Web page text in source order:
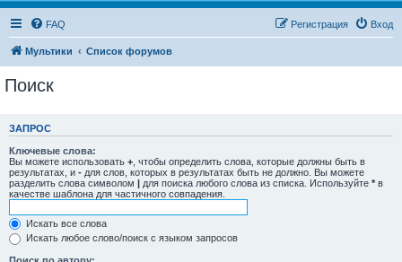
FAQ Вход
Регистрация
Мультики Список форумов
Поиск
ЗАПРОС
Ключевые слова:
Вы можете использовать + , чтобы определить слова, которые должны быть в
результатах, и - для слов, которых в результатах быть не должно. Вы можете
разделить слова символом | для поиска любого слова из списка. Используйте * в
качестве шаблона для частичного совпадения.
Искать все слова
Искать любое слово/поиск с языком запросов